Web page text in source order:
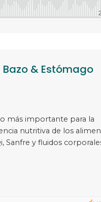
Bazo & Estómago
más importante para la
nutritiva de los
Sanfre y fluidos